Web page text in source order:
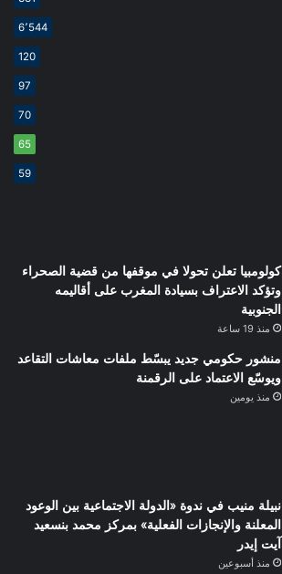
6٬544
120
97
70
65
59
كولومبيا تعلن تحولا في موقفها من قضية الصحراء
وتؤكد الاعتراف بسيادة المغرب على أقاليمه
الجنوبية
منذ 19 ساعة
منشور حكومي جديد يبسّط ملفات معاشات التقاعد
ويوسّع الاعتماد على الرقمنة
منذ يومين
نبيلة منيب في ندوة «الدولة الاجتماعية بين الوعود
المعلنة والإنجازات الفعلية» بمركز محمد بنسعيد
آيت إيدر
منذ أسبوعين